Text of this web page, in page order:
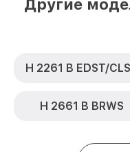
Другие
H 2261 B EDST/
H 2661 B BRWS